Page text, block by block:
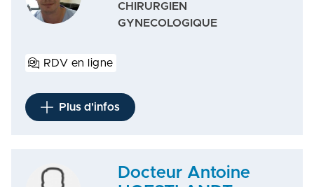
CHIRURGIEN
GYNECOLOGIQUE
RDV en ligne
Plus d'infos
Docteur Antoine